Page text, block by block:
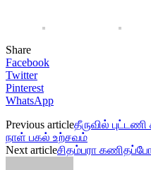
Share
Facebook
Twitter
Pinterest
WhatsApp
Previous articleதீருவில்
நாள் பகல் உற்சவம்
Next articleசிதம்பரா